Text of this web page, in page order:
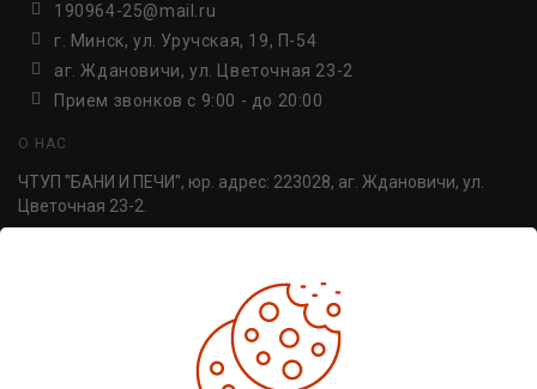
190964-25@mail.ru
г. Минск, ул. Уручская, 19, П-54
аг. Ждановичи, ул. Цветочная 23-2
Прием звонков c 9:00 - до 20:00
О НАС
ЧТУП "БАНИ И ПЕЧИ", юр. адрес: 223028, аг. Ждановичи, ул.
Цветочная 23-2.